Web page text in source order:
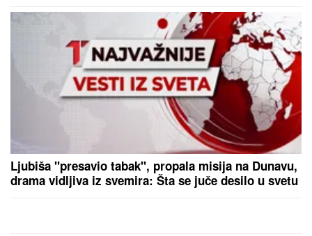
Ljubiša "presavio tabak", propala misija na Dunavu,
drama vidljiva iz svemira: Šta se juče desilo u svetu